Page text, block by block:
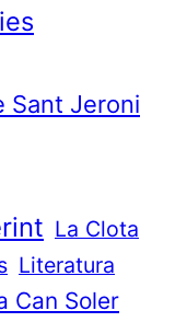
Sant Jeroni
La Clota
Literatura
Can Soler